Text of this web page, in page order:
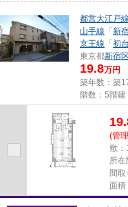
都営大江戸線
山手線 「 新
京王線 「 初台
東京都新宿区
19.8万円
築年数：築
階数：5階建
(管
敷：
所
間
面積